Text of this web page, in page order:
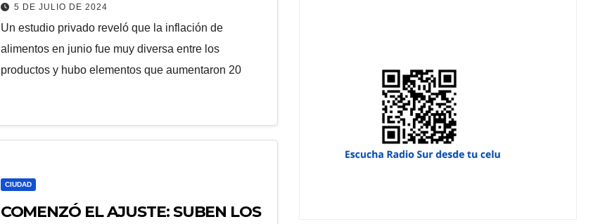
5 DE JULIO DE 2024
Un estudio privado reveló que la inflación de
alimentos en junio fue muy diversa entre los
productos y hubo elementos que aumentaron 20
CIUDAD
COMENZÓ EL AJUSTE: SUBEN LOS